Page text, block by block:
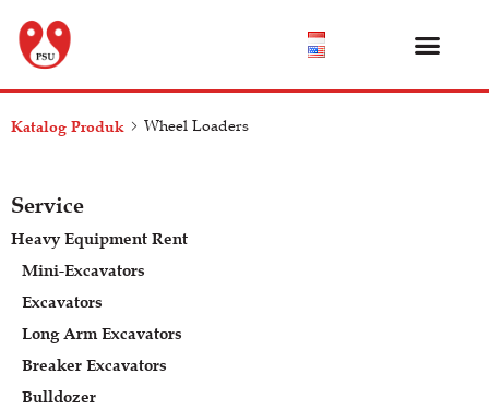
Katalog Produk Wheel Loaders
Service
Heavy Equipment Rent
Mini-Excavators
Excavators
Long Arm Excavators
Breaker Excavators
Bulldozer